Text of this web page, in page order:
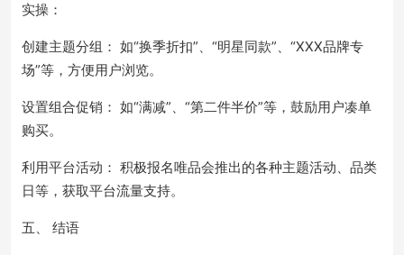
实操：
创建主题分组： 如“换季折扣”、“明星同款”、“XXX品牌专
场”等，方便用户浏览。
设置组合促销： 如“满减”、“第二件半价”等，鼓励用户凑单
购买。
利用平台活动： 积极报名唯品会推出的各种主题活动、品类
日等，获取平台流量支持。
五、 结语